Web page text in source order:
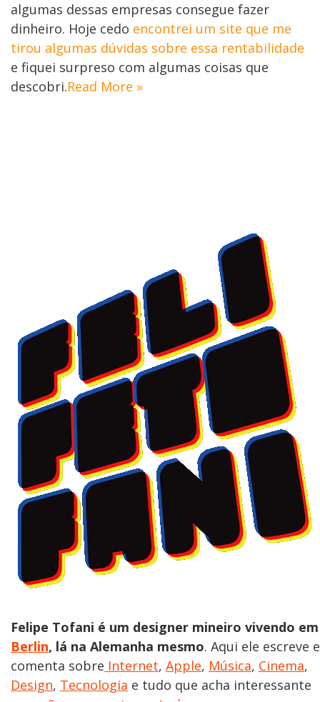
algumas dessas empresas consegue fazer
dinheiro. Hoje cedo encontrei um site que me
tirou algumas dúvidas sobre essa rentabilidade
e fiquei surpreso com algumas coisas que
descobri.Read More »
Felipe Tofani é um designer mineiro vivendo em
Berlin, lá na Alemanha mesmo. Aqui ele escreve e
comenta sobre Internet, Apple, Música, Cinema,
Design, Tecnologia e tudo que acha interessante